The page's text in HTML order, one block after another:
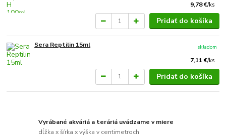
9,78 €/ks
Pridať do košíka
Sera Reptilin 15ml
7,11 €/ks
skladom
Pridať do košíka
Vyrábané akváriá a teráriá uvádzame v miere
dĺžka x šírka x výška v centimetroch.